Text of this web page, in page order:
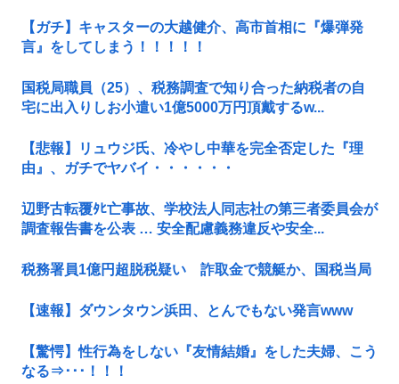
【ガチ】キャスターの大越健介、高市首相に『爆弾発
言』をしてしまう！！！！！
国税局職員（25）、税務調査で知り合った納税者の自
宅に出入りしお小遣い1億5000万円頂戴するw...
【悲報】リュウジ氏、冷やし中華を完全否定した『理
由』、ガチでヤバイ・・・・・・
辺野古転覆ﾀﾋ亡事故、学校法人同志社の第三者委員会が
調査報告書を公表 … 安全配慮義務違反や安全...
税務署員1億円超脱税疑い 詐取金で競艇か、国税当局
【速報】ダウンタウン浜田、とんでもない発言www
【驚愕】性行為をしない『友情結婚』をした夫婦、こう
なる⇒･･･！！！